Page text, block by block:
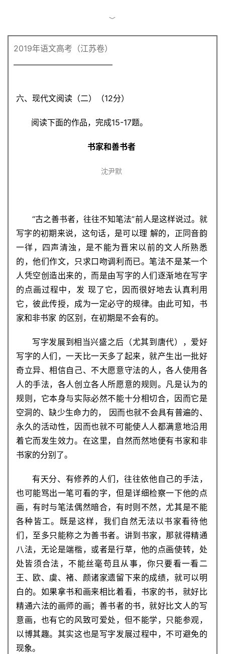
﹀
2019年语文高考（江苏卷）
六、现代文阅读（二）（12分）
阅读下面的作品，完成15-17题。
书家和善书者
沈尹默
“古之善书者，往往不知笔法”前人是这样说过。就
写字的初期来说，这句话，是可以理 解的，正同音韵
一徉，四声清浊，是不能为晋宋以前的文人所熟悉
的，他们作文，只求口吻调利而已。笔法不是某一个
人凭空创造出来的，而是由写字的人们逐渐地在写字
的点画过程中，发 现了它，因而很好地去认真利用
它，彼此传授，成为一定必守的规律。由此可知，书
家和非书家 的区别，在初期是不会有的。
写字发展到相当兴盛之后（尤其到唐代），爱好
写字的人们，一天比一天多了起来，就产生出一批好
奇立异、相信自己、不大愿意守法的人，各人使用各
人的手法，各人创立各人所愿意的规则。凡是认为的
规则，它本身与实际必然不能十分相切合，因而它是
空洞的、缺少生命力的， 因而也就不会具有普遍的、
永久的活动性，因而也就不可能使人人都满意地沿用
着它而发生效力。在这里，自然而然地便有书家和非
书家的分别了。
有天分、有修养的人们，往往依他自己的手法，
也可能骂出一笔可看的字，但是详细检察一下他的点
画，有时与笔法偶然暗合，有时则不然，尤其是不能
各种皆工。既是这样，我们自然无法以书家看待他
们，至多只能称之为善书者。讲到书家，那就得精通
八法，无论是端楷，或者是行草，他的点画使转，处
处皆须合法，不能丝毫苟且从事，你只要看一看二
王、欧、虞、褚、颜诸家遗留下来的成绩，就可以明
白的。如果拿书和画来相比着看，书家的书，就好比
精通六法的画师的画；善书者的书，就好比文人的写
意画，也有它的风致可爱处，但不能学，只能参观，
以博其趣。其实这也是写字发展过程中，不可避免的
现象。